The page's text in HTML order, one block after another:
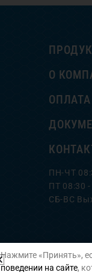
О
ПН-ЧТ
ПТ 08:30 -
СБ-ВС
Нажмите «Принять»,
поведении на сайте,